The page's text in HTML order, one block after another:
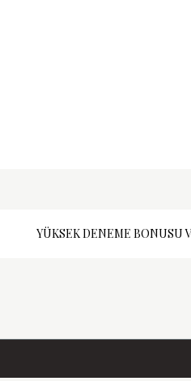
YÜKSEK DENEME BONUSU